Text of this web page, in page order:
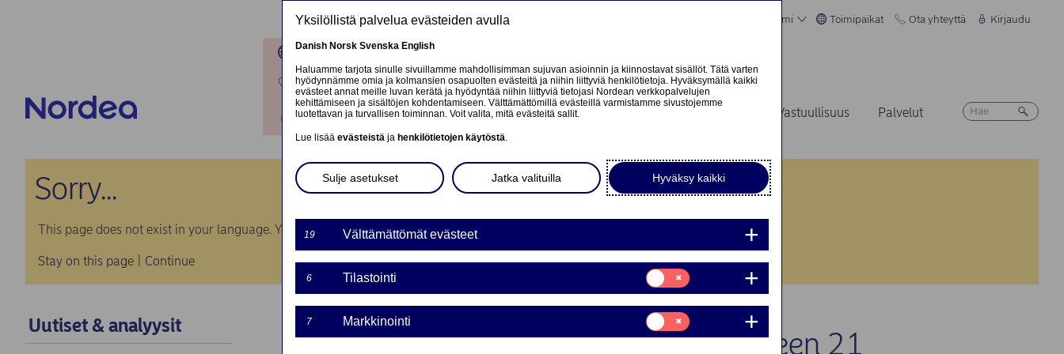
Suomi Toimipaikat Ota yhteyttä Kirjaudu
Ota yhteyttä
Kirjaudu
Tietoa meistä Sijoittajat Uutiset & analyysit Vastuullisuus Palvelut
Sorry...
This page does not exist in your language. You will be taken to a related page.
Stay on this page Continue
Uutiset & analyysit
Nordea Bank AB (publ) laskee liikkeeseen 21
Yksilöllistä palvelua evästeiden avulla
Danish Norsk Svenska English
Haluamme tarjota sinulle sivuillamme mahdollisimman sujuvan asioinnin ja kiinnostavat sisällöt. Tätä varten
hyödynnämme omia ja kolmansien osapuolten evästeitä ja niihin liittyviä henkilötietoja. Hyväksymällä kaikki
evästeet annat meille luvan kerätä ja hyödyntää niihin liittyviä tietojasi Nordean verkkopalvelujen
kehittämiseen ja sisältöjen kohdentamiseen. Välttämättömillä evästeillä varmistamme sivustojemme
luotettavan ja turvallisen toiminnan. Voit valita, mitä evästeitä sallit.
Lue lisää evästeistä ja henkilötietojen käytöstä.
Hyväksy kaikki
Jatka valituilla
Sulje asetukset
19 Välttämättömät evästeet
6 Tilastointi
Suostumusvalinta:
Tilastointi
7 Markkinointi
Suostumusvalinta:
Markkinointi